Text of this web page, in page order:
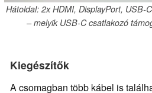
Hátoldal: 2x HDMI, DisplayPort, USB-
– melyik USB-C csatlakozó
Kiegészítők
A csomagban több kábel is